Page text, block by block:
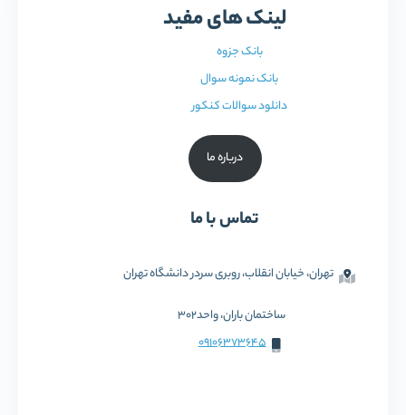
لینک های مفید
بانک جزوه
بانک نمونه سوال
دانلود سوالات کنکور
درباره ما
تماس با ما
تهران، خیابان انقلاب، روبری سردر دانشگاه تهران
ساختمان باران، واحد302
09106373645